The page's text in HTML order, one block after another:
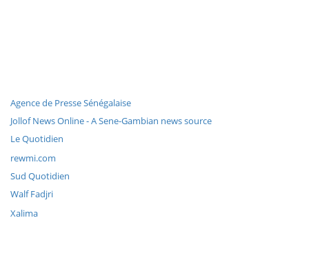
Agence de Presse Sénégalaise
Jollof News Online - A Sene-Gambian news source
Le Quotidien
rewmi.com
Sud Quotidien
Walf Fadjri
Xalima